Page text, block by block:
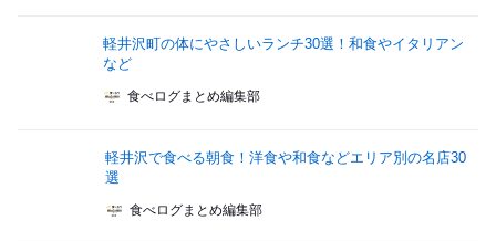
軽井沢町の体にやさしいランチ30選！和食やイタリアン
など
食べログまとめ編集部
軽井沢で食べる朝食！洋食や和食などエリア別の名店30
選
食べログまとめ編集部